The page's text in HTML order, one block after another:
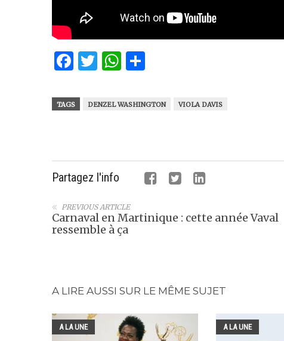
Facebook
Twitter
WhatsApp
TAGS DENZEL WASHINGTON VIOLA DAVIS
Partagez l'info
PREVIOUS ARTICLE
Carnaval en Martinique : cette année Vaval
ressemble à ça
A LIRE AUSSI SUR LE MÊME SUJET
A LA UNE A LA UNE